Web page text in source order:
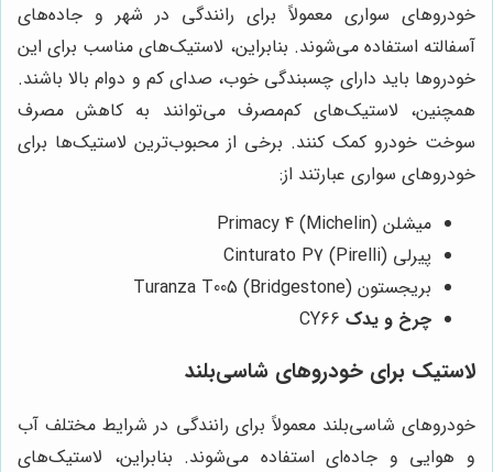
خودروهای سواری معمولاً برای رانندگی در شهر و جاده‌های
آسفالته استفاده می‌شوند. بنابراین، لاستیک‌های مناسب برای این
خودروها باید دارای چسبندگی خوب، صدای کم و دوام بالا باشند.
همچنین، لاستیک‌های کم‌مصرف می‌توانند به کاهش مصرف
سوخت خودرو کمک کنند. برخی از محبوب‌ترین لاستیک‌ها برای
خودروهای سواری عبارتند از:
میشلن (Michelin) Primacy 4
پیرلی (Pirelli) Cinturato P7
بریجستون (Bridgestone) Turanza T005
چرخ و یدک
لاستیک برای خودروهای شاسی‌بلند
خودروهای شاسی‌بلند معمولاً برای رانندگی در شرایط مختلف آب
و هوایی و جاده‌ای استفاده می‌شوند. بنابراین، لاستیک‌های